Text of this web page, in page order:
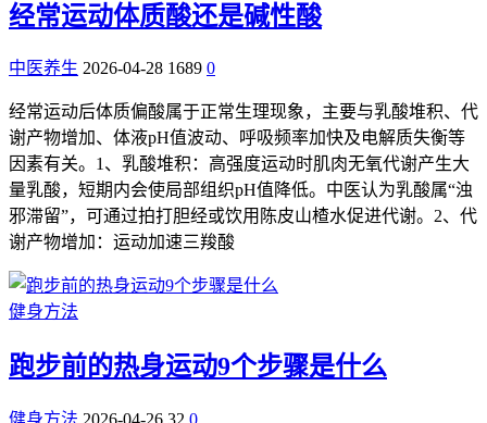
经常运动体质酸还是碱性酸
中医养生 2026-04-28 1689 0
经常运动后体质偏酸属于正常生理现象，主要与乳酸堆积、代
谢产物增加、体液pH值波动、呼吸频率加快及电解质失衡等
因素有关。1、乳酸堆积：高强度运动时肌肉无氧代谢产生大
量乳酸，短期内会使局部组织pH值降低。中医认为乳酸属“浊
邪滞留”，可通过拍打胆经或饮用陈皮山楂水促进代谢。2、代
谢产物增加：运动加速三羧酸
健身方法
跑步前的热身运动9个步骤是什么